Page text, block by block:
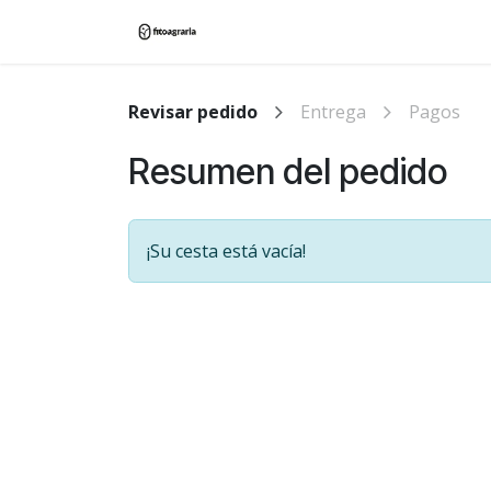
Revisar pedido Entrega Pagos
Resumen del pedido
¡Su cesta está vacía!